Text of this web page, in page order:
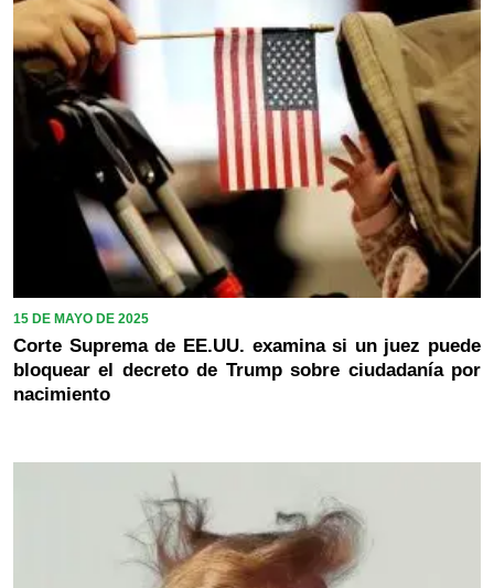
15 DE MAYO DE 2025
Corte Suprema de EE.UU. examina si un juez puede
bloquear el decreto de Trump sobre ciudadanía por
nacimiento